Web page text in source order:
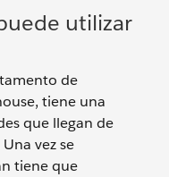
utilizar
de
tiene una
que llegan de
vez se
tiene que